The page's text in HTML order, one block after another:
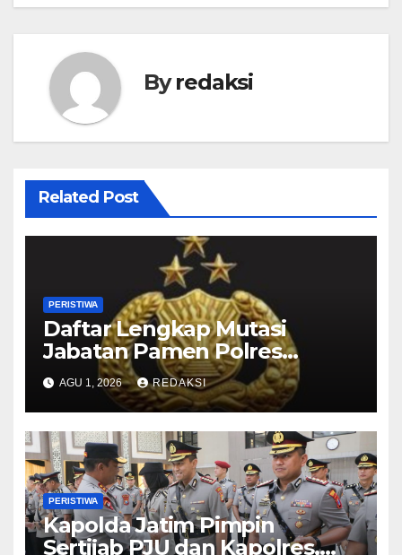
Byredaksi
Related Post
PERISTIWA
Daftar Lengkap Mutasi
Jabatan Pamen Polres
Jajaran Polda Jatim 2026
AGU 1, 2026 REDAKSI
PERISTIWA
Kapolda Jatim Pimpin
Sertijab PJU dan Kapolres,